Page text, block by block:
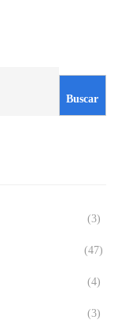
Buscar
(3)
(47)
(4)
(3)